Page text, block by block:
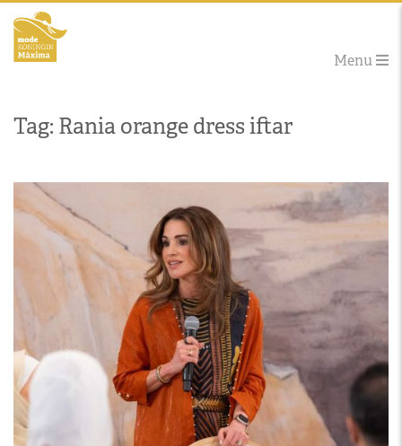
Menu
Tag: Rania orange dress iftar